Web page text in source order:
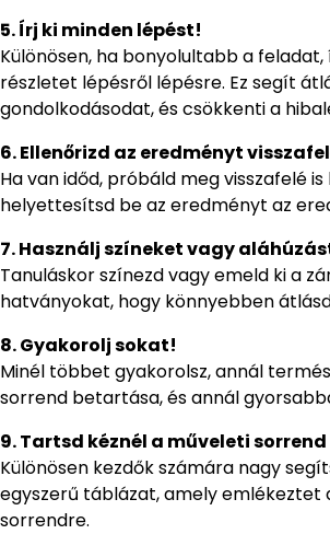
5. Írj ki minden lépést!
Különösen, ha bonyolultabb a
részletet lépésről lépésre. Ez segít
gondolkodásodat, és csökkenti a
6. Ellenőrizd az eredményt
Ha van időd, próbáld meg visszafelé
helyettesítsd be az eredményt az
7. Használj színeket vagy
Tanuláskor színezd vagy emeld ki a
hatványokat, hogy könnyebben
8. Gyakorolj sokat!
Minél többet gyakorolsz, annál
sorrend betartása, és annál
9. Tartsd kéznél a műveleti
Különösen kezdők számára nagy
egyszerű táblázat, amely emlékeztet
sorrendre.